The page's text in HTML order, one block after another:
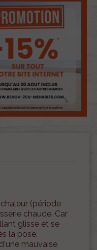
(période
chaude. Car
glisse et se
la pose.
mauvaise